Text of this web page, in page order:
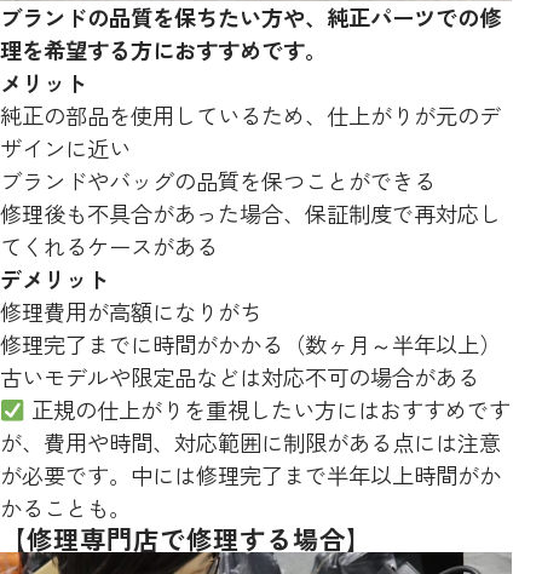
ブランドの品質を保ちたい方や、純正パーツでの修
理を希望する方におすすめです。
メリット
純正の部品を使用しているため、仕上がりが元のデ
ザインに近い
ブランドやバッグの品質を保つことができる
修理後も不具合があった場合、保証制度で再対応し
てくれるケースがある
デメリット
修理費用が高額になりがち
修理完了までに時間がかかる（数ヶ月～半年以上）
古いモデルや限定品などは対応不可の場合がある
正規の仕上がりを重視したい方にはおすすめです
が、費用や時間、対応範囲に制限がある点には注意
が必要です。中には修理完了まで半年以上時間がか
かることも。
【修理専門店で修理する場合】